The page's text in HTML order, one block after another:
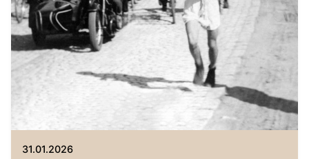
Исторически музей Павликени
31.01.2026